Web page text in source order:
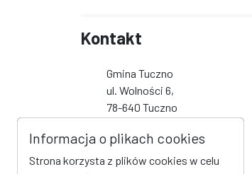
Kontakt
Gmina Tuczno
ul. Wolności 6,
78-640 Tuczno
fax -
urzad@tuczno.pl
Informacja o plikach cookies
Strona korzysta z plików cookies w celu